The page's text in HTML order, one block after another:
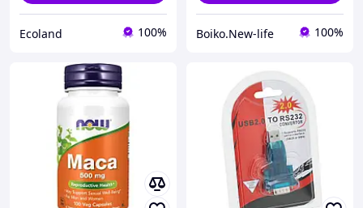
Ecoland 100% Boiko.New-life 100%